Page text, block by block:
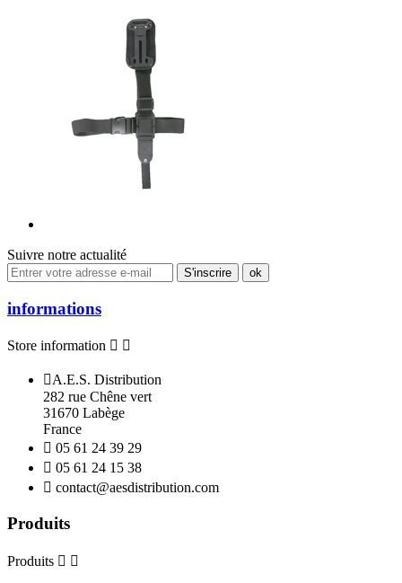
Suivre notre actualité
informations
Store information  
A.E.S. Distribution
282 rue Chêne vert
31670 Labège
France
 05 61 24 39 29
 05 61 24 15 38
 contact@aesdistribution.com
Produits
Produits  